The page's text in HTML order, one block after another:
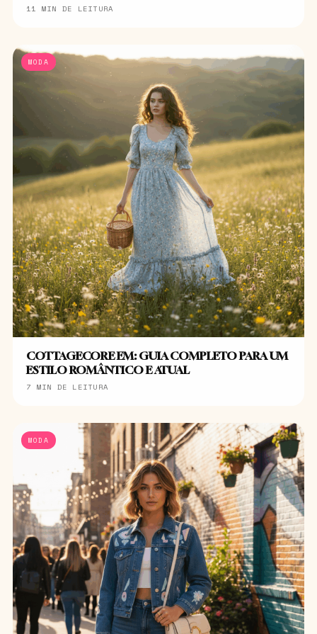
11 MIN DE LEITURA
MODA
COTTAGECORE EM: GUIA COMPLETO PARA UM
ESTILO ROMÂNTICO E ATUAL
7 MIN DE LEITURA
MODA